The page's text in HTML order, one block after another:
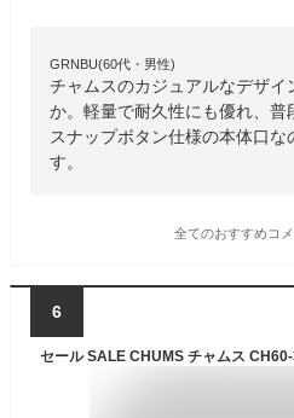
GRNBU(60代・男性)
チャムスのカジュアルなデザイ
か。軽量で耐久性にも優れ、普
スナップボタン仕様の本体口
す。
全てのおすすめコメ
6